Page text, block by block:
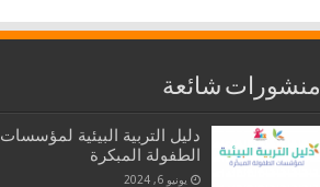
منشورات شائعة
دليل التربية البيئية لمؤسسات
الطفولة المبكرة
يونيو 6, 2024